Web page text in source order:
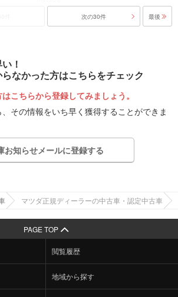
次の30件 最後
！
なかった方はこちらをチェック
こちらから登録してみましょう。
その情報をいち早く獲得することができま
お知らせメールに登録する
マツダ正規ディーラーの中古車・認定中古車
PAGE TOP
閲覧履歴
地域から探す